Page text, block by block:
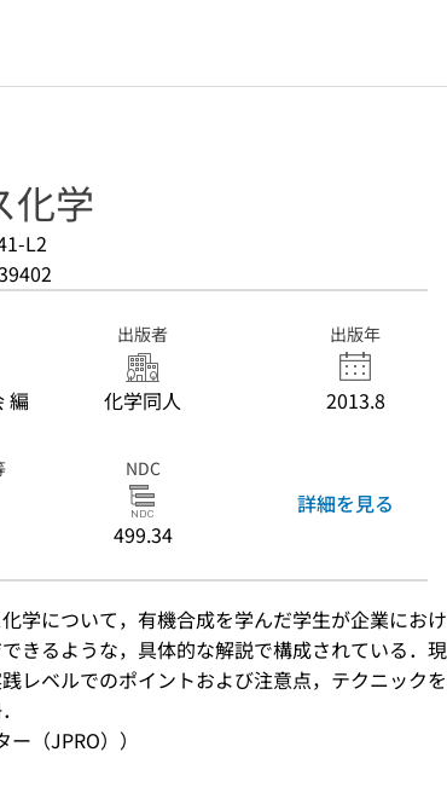
化学
L2
編
出版者
化学同人
出版年
2013.8
NDC
499.34
詳細を見る
学について，有機合成を学んだ学生が企業におけ
きるような，具体的な解説で構成されている．現
レベルでのポイントおよび注意点，テクニックを
（JPRO））